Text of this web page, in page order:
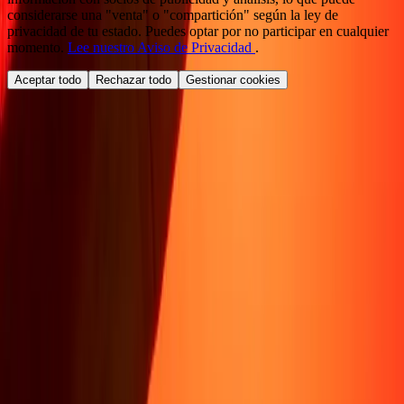
considerarse una "venta" o "compartición" según la ley de
privacidad de tu estado. Puedes optar por no participar en cualquier
momento. Lee nuestro Aviso de Privacidad .
Aceptar todo Rechazar todo Gestionar cookies